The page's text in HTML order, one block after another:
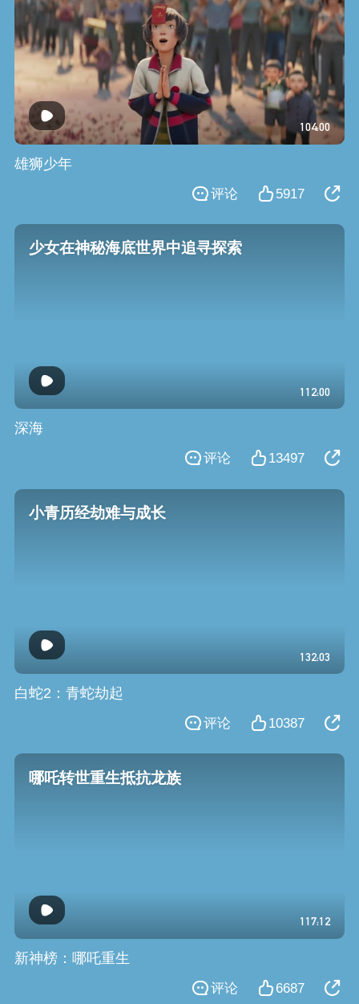
104:00
雄狮少年
5917
评论
少女在神秘海底世界中追寻探索
112:00
深海
13497
评论
小青历经劫难与成长
132:03
白蛇2：青蛇劫起
10387
评论
哪吒转世重生抵抗龙族
117:12
新神榜：哪吒重生
6687
评论